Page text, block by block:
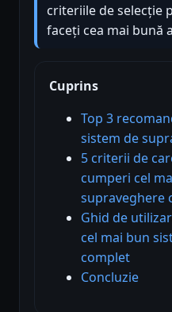
criteriile de selecție
faceți cea mai bună
Cuprins
Top 3
sistem de
5 criterii de
cumperi cel
supraveghere
Ghid de
cel mai bun
complet
Concluzie